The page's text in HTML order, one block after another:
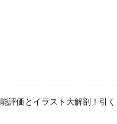
評価とイラスト大解剖！引く